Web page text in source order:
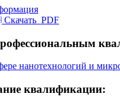
Скачать PDF
нанотехнологий и
квалификации: